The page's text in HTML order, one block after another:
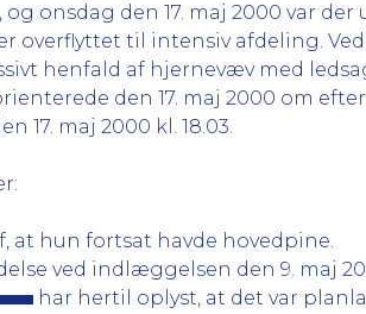
onsdag den 17. maj 2000 var
overflyttet til intensiv afdeling.
henfald af hjernevæv med
den 17. maj 2000 om
17. maj 2000 kl. 18.03.
at hun fortsat havde hovedpine.
ved indlæggelsen den 9. maj
har hertil oplyst, at det var